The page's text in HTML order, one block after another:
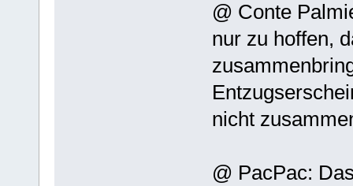
@ Conte
nur zu hoffen,
nicht
@ PacPac: